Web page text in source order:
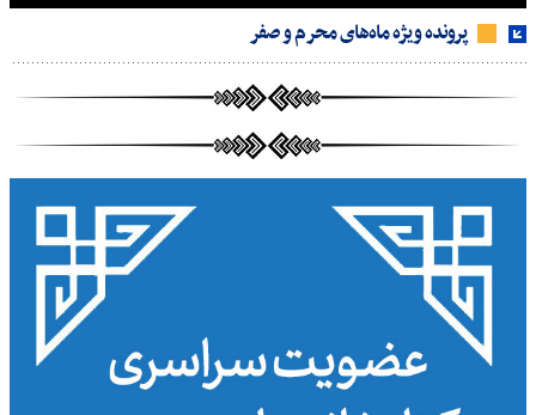
پرونده ویژه ماه‌های محرم و صفر